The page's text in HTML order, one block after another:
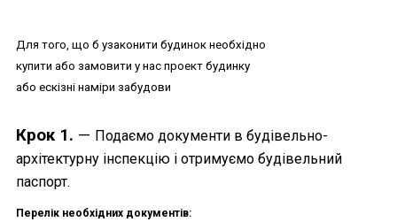
Для того, що б узаконити будинок необхідно
купити або замовити у нас проект будинку
або ескізні наміри забудови
Крок 1. — Подаємо документи в будівельно-
архітектурну інспекцію і отримуємо будівельний
паспорт.
Перелік необхідних документів: